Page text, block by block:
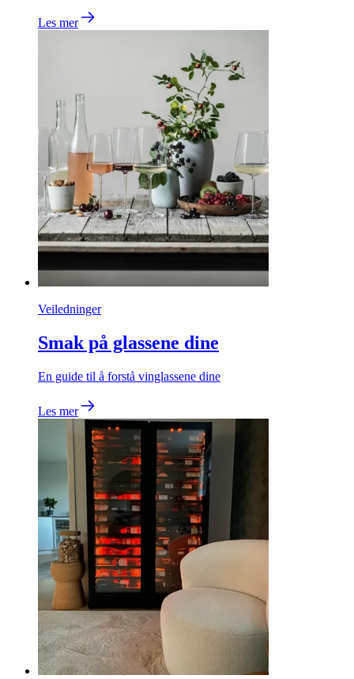
Les mer
Veiledninger
Smak på glassene dine
En guide til å forstå vinglassene dine
Les mer